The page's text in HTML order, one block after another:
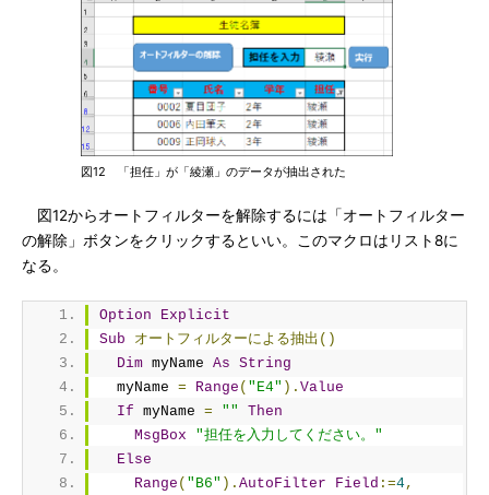
図12 「担任」が「綾瀬」のデータが抽出された
図12からオートフィルターを解除するには「オートフィルター
の解除」ボタンをクリックするといい。このマクロはリスト8に
なる。
Option
Explicit
Sub
オートフィルターによる抽出()
Dim myName As String
  myName
= Range ( "E4" ). Value
If myName = ""
Then
MsgBox
"担任を入力してください。"
Else
Range ( "B6" ). AutoFilter Field :=4,